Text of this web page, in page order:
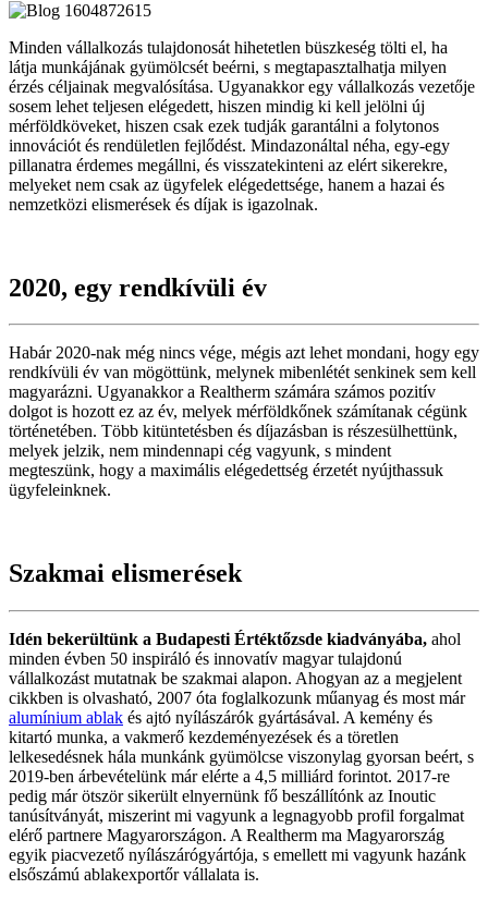
Minden vállalkozás tulajdonosát hihetetlen büszkeség tölti el, ha
látja munkájának gyümölcsét beérni, s megtapasztalhatja milyen
érzés céljainak megvalósítása. Ugyanakkor egy vállalkozás vezetője
sosem lehet teljesen elégedett, hiszen mindig ki kell jelölni új
mérföldköveket, hiszen csak ezek tudják garantálni a folytonos
innovációt és rendületlen fejlődést. Mindazonáltal néha, egy-egy
pillanatra érdemes megállni, és visszatekinteni az elért sikerekre,
melyeket nem csak az ügyfelek elégedettsége, hanem a hazai és
nemzetközi elismerések és díjak is igazolnak.
2020, egy rendkívüli év
Habár 2020-nak még nincs vége, mégis azt lehet mondani, hogy egy
rendkívüli év van mögöttünk, melynek mibenlétét senkinek sem kell
magyarázni. Ugyanakkor a Realtherm számára számos pozitív
dolgot is hozott ez az év, melyek mérföldkőnek számítanak cégünk
történetében. Több kitüntetésben és díjazásban is részesülhettünk,
melyek jelzik, nem mindennapi cég vagyunk, s mindent
megteszünk, hogy a maximális elégedettség érzetét nyújthassuk
ügyfeleinknek.
Szakmai elismerések
Idén bekerültünk a Budapesti Értéktőzsde kiadványába, ahol
minden évben 50 inspiráló és innovatív magyar tulajdonú
vállalkozást mutatnak be szakmai alapon. Ahogyan az a megjelent
cikkben is olvasható, 2007 óta foglalkozunk műanyag és most már
alumínium ablak és ajtó nyílászárók gyártásával. A kemény és
kitartó munka, a vakmerő kezdeményezések és a töretlen
lelkesedésnek hála munkánk gyümölcse viszonylag gyorsan beért, s
2019-ben árbevételünk már elérte a 4,5 milliárd forintot. 2017-re
pedig már ötször sikerült elnyernünk fő beszállítónk az Inoutic
tanúsítványát, miszerint mi vagyunk a legnagyobb profil forgalmat
elérő partnere Magyarországon. A Realtherm ma Magyarország
egyik piacvezető nyílászárógyártója, s emellett mi vagyunk hazánk
elsőszámú ablakexportőr vállalata is.